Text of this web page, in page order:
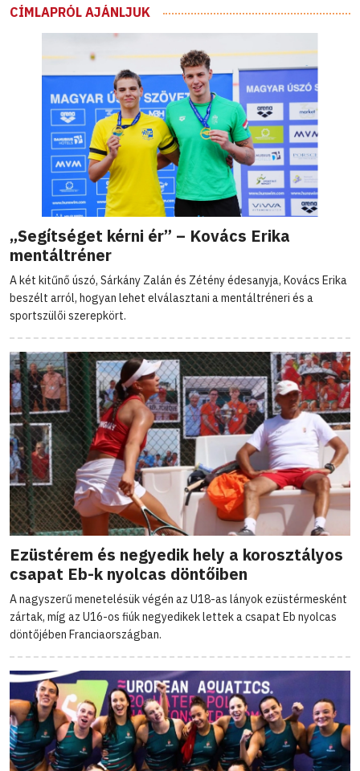
CÍMLAPRÓL AJÁNLJUK
„Segítséget kérni ér” – Kovács Erika
mentáltréner
A két kitűnő úszó, Sárkány Zalán és Zétény édesanyja, Kovács Erika
beszélt arról, hogyan lehet elválasztani a mentáltréneri és a
sportszülői szerepkört.
Ezüstérem és negyedik hely a korosztályos
csapat Eb-k nyolcas döntőiben
A nagyszerű menetelésük végén az U18-as lányok ezüstérmesként
zártak, míg az U16-os fiúk negyedikek lettek a csapat Eb nyolcas
döntőjében Franciaországban.